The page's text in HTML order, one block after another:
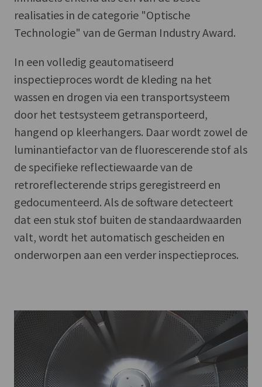
realisaties in de categorie "Optische
Technologie" van de German Industry Award.
In een volledig geautomatiseerd
inspectieproces wordt de kleding na het
wassen en drogen via een transportsysteem
door het testsysteem getransporteerd,
hangend op kleerhangers. Daar wordt zowel de
luminantiefactor van de fluorescerende stof als
de specifieke reflectiewaarde van de
retroreflecterende strips geregistreerd en
gedocumenteerd. Als de software detecteert
dat een stuk stof buiten de standaardwaarden
valt, wordt het automatisch gescheiden en
onderworpen aan een verder inspectieproces.